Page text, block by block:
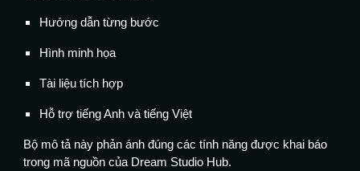
Hướng dẫn từng bước
Hình minh họa
Tài liệu tích hợp
Hỗ trợ tiếng Anh và tiếng Việt
Bộ mô tả này phản ánh đúng các tính năng được khai báo
trong mã nguồn của Dream Studio Hub.